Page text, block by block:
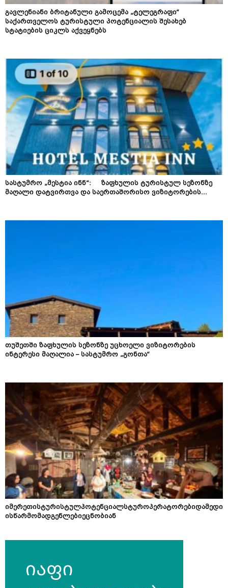
გავლენიანი ბრიტანული გამოცემა „ტელეგრაფი“
საქართველოს ტურისტული პოტენციალის შესახებ
სტატიების ციკლს აქვეყნებს
სასტუმრო „მესტია ინნ“: ზაფხულის ტურისტულ სეზონზე
მაღალი დატვირთვა და საერთაშორისო ვიზიტორების...
თუშეთში ზაფხულის სეზონზე უცხოელი ვიზიტორების
ინტერესი მაღალია – სასტუმრო „გონთა“
იმერეთისტურისტულპოტენციალსტუროპერატორებიდამედი
ისწარმომადგენლებიეცნობიან